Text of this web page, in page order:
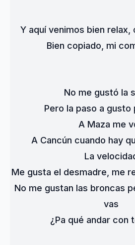
Y aquí venimos bien relax,
Bien copiado, mi
No me gustó la
Pero la paso a gusto
A Maza me
A Cancún cuando hay
La
Me gusta el desmadre, me
No me gustan las broncas
vas
¿Pa qué andar con